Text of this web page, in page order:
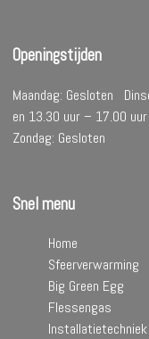
Openingstijden
Maandag: Gesloten
en 13.30 uur – 17.00
Zondag: Gesloten
Snel menu
Home
Sfeerverwarming
Big Green Egg
Flessengas
Installatietechniek